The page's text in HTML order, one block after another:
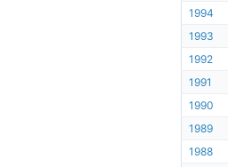
1994
1993
1992
1991
1990
1989
1988